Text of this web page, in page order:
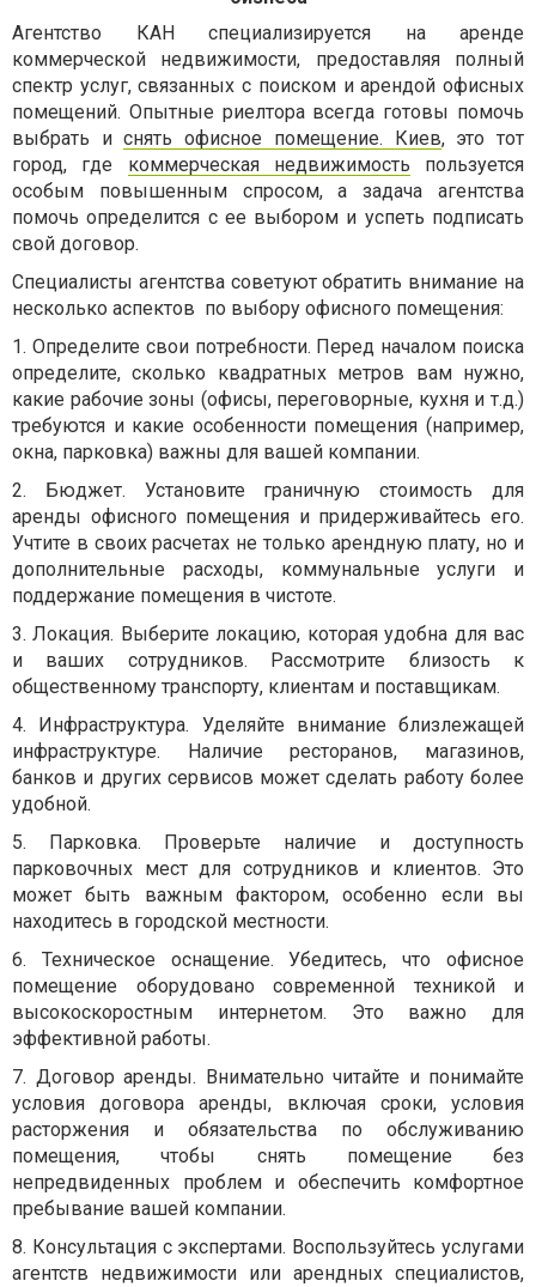
Агентство КАН специализируется на аренде
коммерческой недвижимости, предоставляя полный
спектр услуг, связанных с поиском и арендой офисных
помещений. Опытные риелтора всегда готовы помочь
выбрать иснять офисное помещение. Киев, это тот
город, где коммерческая недвижимость пользуется
особым повышенным спросом, а задача агентства
помочь определится с ее выбором и успеть подписать
свой договор.
Специалисты агентства советуют обратить внимание на
несколько аспектов по выбору офисного помещения:
1. Определите свои потребности. Перед началом поиска
определите, сколько квадратных метров вам нужно,
какие рабочие зоны (офисы, переговорные, кухня и т.д.)
требуются и какие особенности помещения (например,
окна, парковка) важны для вашей компании.
2.
Бюджет.
Установите граничную стоимость для
аренды офисного помещения и придерживайтесь его.
Учтите в своих расчетах не только арендную плату, но и
дополнительные расходы, коммунальные услуги и
поддержание помещения в чистоте.
3.Локация. Выберите локацию, которая удобна для вас
и ваших сотрудников. Рассмотрите близость к
общественному транспорту, клиентам и поставщикам.
4.
Инфраструктура. Уделяйте внимание близлежащей
инфраструктуре. Наличие ресторанов, магазинов,
банков и других сервисов может сделать работу более
удобной.
5.
Парковка. Проверьте наличие и доступность
парковочных мест для сотрудников и клиентов. Это
может быть важным фактором, особенно если вы
находитесь в городской местности.
6. Техническое оснащение. Убедитесь, что офисное
помещение оборудовано современной техникой и
высокоскоростным интернетом. Это важно для
эффективной работы.
7. Договор аренды. Внимательно читайте и понимайте
условия договора аренды, включая сроки, условия
расторжения и обязательства по обслуживанию
помещения, чтобы снять помещение без
непредвиденных проблем и обеспечить комфортное
пребывание вашей компании.
8. Консультация с экспертами. Воспользуйтесь услугами
агентств недвижимости или арендных специалистов,